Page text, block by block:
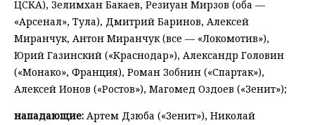
ЦСКА), Зелимхан Бакаев, Резиуан Мирзов (оба —
«Арсенал», Тула), Дмитрий Баринов, Алексей
Миранчук, Антон Миранчук (все — «Локомотив»),
Юрий Газинский («Краснодар»), Александр Головин
(«Монако», Франция), Роман Зобнин («Спартак»),
Алексей Ионов («Ростов»), Магомед Оздоев («Зенит»);
нападающие: Артем Дзюба («Зенит»), Николай